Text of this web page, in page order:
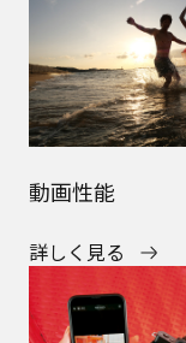
動画性能
詳しく見る